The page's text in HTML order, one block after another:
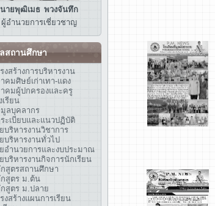
นายพุฒิเมธ พวงจันทึก
ผู้อำนวยการเชี่ยวชาญ
สถานศึกษา
งสร้างการบริหารงาน
คมศิษย์เก่าเทา-แดง
คมผู้ปกครองและครู
เรียน
ลบุคลากร
ะเบียบและแนวปฏิบัติ
บริหารงานวิชาการ
บริหารงานทั่วไป
อำนวยการและงบประมาณ
บริหารงานกิจการนักเรียน
สูตรสถานศึกษา
สูตร ม.ต้น
สูตร ม.ปลาย
งสร้างแผนการเรียน